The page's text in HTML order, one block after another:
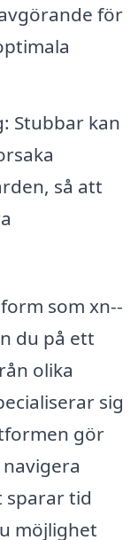
för
Stubbar kan
så att
som xn--
du på ett
olika
sig
gör
sparar tid
möjlighet